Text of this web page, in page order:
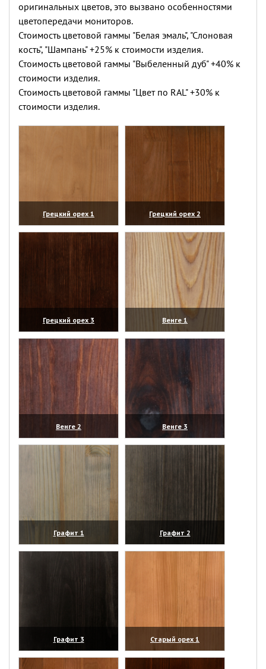
оригинальных цветов, это вызвано особенностями
цветопередачи мониторов.
Стоимость цветовой гаммы "Белая эмаль", "Слоновая
кость", "Шампань" +25% к стоимости изделия.
Стоимость цветовой гаммы "Выбеленный дуб" +40% к
стоимости изделия.
Стоимость цветовой гаммы "Цвет по RAL" +30% к
стоимости изделия.
Грецкий орех 1
(увеличить)
Грецкий орех 2
(увеличить)
Грецкий орех 3
(увеличить)
Венге 1
(увеличить)
Венге 2
(увеличить)
Венге 3
(увеличить)
Графит 1
(увеличить)
Графит 2
(увеличить)
Графит 3
(увеличить)
Старый орех 1
(увеличить)